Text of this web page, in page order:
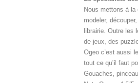
Nous mettons à
modeler,
librairie. Outre les
de jeux, des
Ogeo c’est aussi
tout ce qu’il faut
Gouaches,